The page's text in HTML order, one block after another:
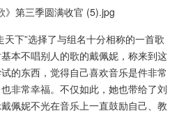
下”选择了与组名十分相称的一首歌
本不唱别人的歌的戴佩妮，称来到这
的东西，觉得自己喜欢音乐是件非常
非常幸福。不仅如此，她也带给了刘
佩妮不光在音乐上一直鼓励自己、教